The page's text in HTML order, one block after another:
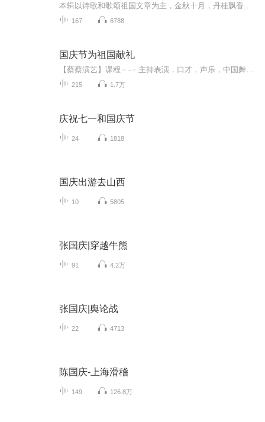
167 6788
国庆节为祖国献礼
215 1.7万
庆祝七一和国庆节
24 1818
国庆出游去山西
10 5805
张国庆|穿越牛熊
91 4.2万
张国庆|舆论战
22 4713
陈国庆-上海滑稽
149 126.8万